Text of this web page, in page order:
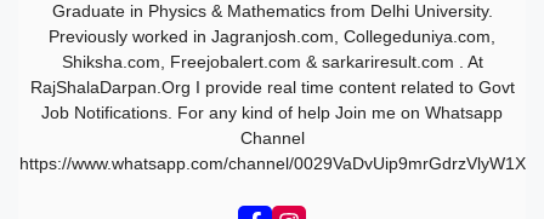
Graduate in Physics & Mathematics from Delhi University.
Previously worked in Jagranjosh.com, Collegeduniya.com,
Shiksha.com, Freejobalert.com & sarkariresult.com . At
RajShalaDarpan.Org I provide real time content related to Govt
Job Notifications. For any kind of help Join me on Whatsapp
Channel
https://www.whatsapp.com/channel/0029VaDvUip9mrGdrzVlyW1X